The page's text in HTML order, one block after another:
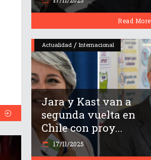
Read More
Actualidad / Internacional
Jara y Kast van a
segunda vuelta en
Chile con proy...
17/11/2025